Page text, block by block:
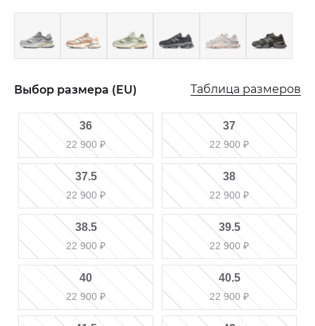
Выбор размера (EU) Таблица размеров
36
22 900 ₽
37
22 900 ₽
37.5
22 900 ₽
38
22 900 ₽
38.5
22 900 ₽
39.5
22 900 ₽
40
22 900 ₽
40.5
22 900 ₽